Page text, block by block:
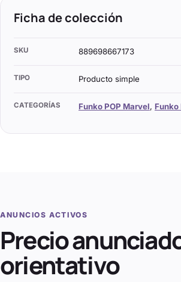
Ficha de colección
SKU 889698667173
TIPO Producto simple
CATEGORÍAS Funko POP Marvel, Funko
ANUNCIOS ACTIVOS
Precio
orientativo